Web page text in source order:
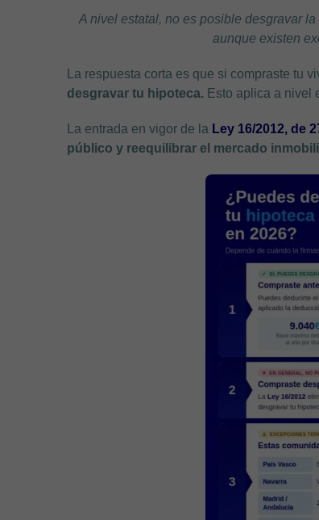
A nivel estatal, no es posible desgravar
aunque existen
La respuesta corta es que si compraste tu
desgravar tu hipoteca. Esto aplica a nivel
La entrada en vigor de la Ley 16/2012, de
público y reequilibrar el mercado